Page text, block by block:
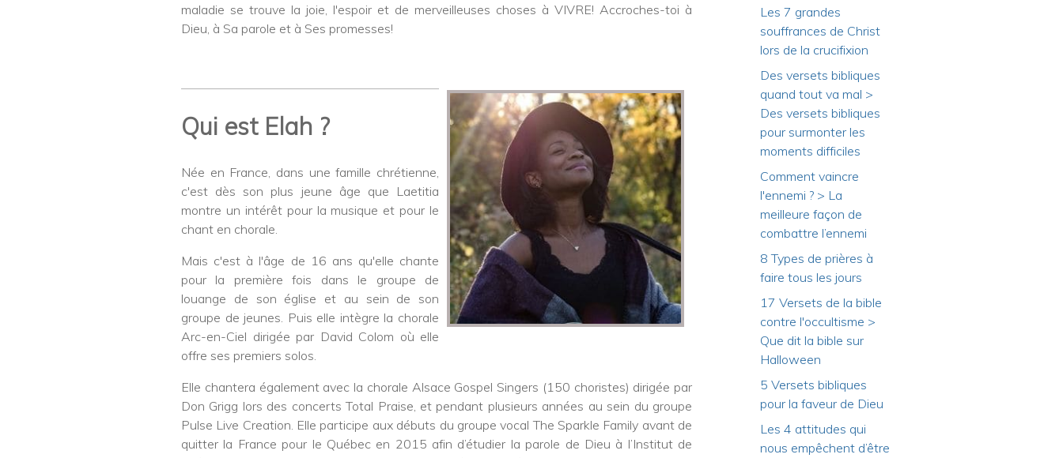
maladie se trouve la joie, l'espoir et de merveilleuses choses à VIVRE! Accroches-toi à
Dieu, à Sa parole et à Ses promesses!
Qui est Elah ?
Née en France, dans une famille chrétienne,
c'est dès son plus jeune âge que Laetitia
montre un intérêt pour la musique et pour le
chant en chorale.
Mais c'est à l'âge de 16 ans qu'elle chante
pour la première fois dans le groupe de
louange de son église et au sein de son
groupe de jeunes. Puis elle intègre la chorale
Arc-en-Ciel dirigée par David Colom où elle
offre ses premiers solos.
Elle chantera également avec la chorale Alsace Gospel Singers (150 choristes) dirigée par
Don Grigg lors des concerts Total Praise, et pendant plusieurs années au sein du groupe
Pulse Live Creation. Elle participe aux débuts du groupe vocal The Sparkle Family avant de
quitter la France pour le Québec en 2015 afin d’étudier la parole de Dieu à l’Institut de
Les 7 grandes
souffrances de Christ
lors de la crucifixion
Des versets bibliques
quand tout va mal >
Des versets bibliques
pour surmonter les
moments difficiles
Comment vaincre
l'ennemi ? > La
meilleure façon de
combattre l’ennemi
8 Types de prières à
faire tous les jours
17 Versets de la bible
contre l'occultisme >
Que dit la bible sur
Halloween
5 Versets bibliques
pour la faveur de Dieu
Les 4 attitudes qui
nous empêchent d’être